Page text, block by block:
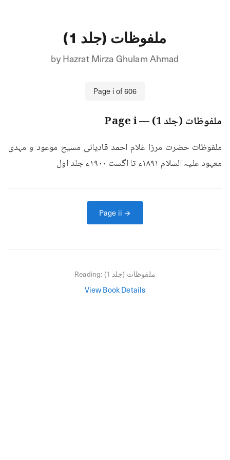
ملفوظات (جلد 1)
byHazrat Mirza Ghulam Ahmad
Page i of606
ملفوظات (جلد 1) — Page
i
معہود علیہ السلام ۱۸۹۱ء تا اگست ۱۹۰۰ء جلد اول
Page ii →
Reading: ملفوظات (جلد 1)
View Book Details